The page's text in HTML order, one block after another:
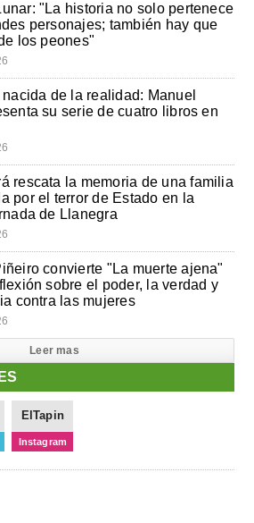
"La historia no solo pertenece
personajes; también hay que
los peones"
nacida de la realidad: Manuel
su serie de cuatro libros en
rescata la memoria de una familia
por el terror de Estado en la
de Llanegra
convierte "La muerte ajena"
sobre el poder, la verdad y
contra las mujeres
Leer mas
ElTapin
Instagram